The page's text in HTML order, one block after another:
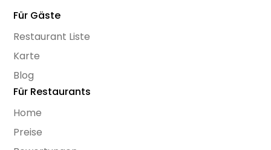
Für Gäste
Restaurant Liste
Karte
Blog
Für Restaurants
Home
Preise